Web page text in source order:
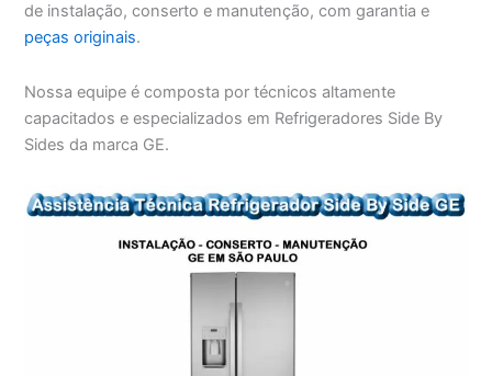
de instalação, conserto e manutenção, com garantia e
peças originais.
Nossa equipe é composta por técnicos altamente
capacitados e especializados em Refrigeradores Side By
Sides da marca GE.